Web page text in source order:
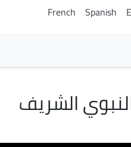
Spanish
French
الشريف